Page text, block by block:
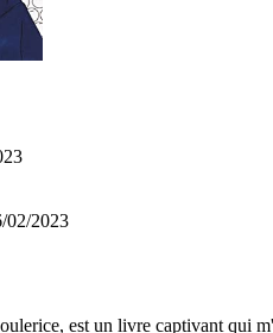
02/2023
est un livre captivant qui